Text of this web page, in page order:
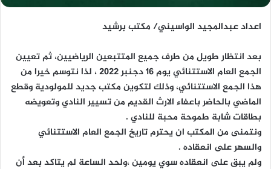
اعداد عبدالمجيد الواسيني/ مكتب برشيد
بعد انتظار طويل من طرف جميع المتتبعين الرياضيين، ثم تعيين
الجمع العام الاستتنائي يوم 16 دجنبر 2022 ، لذا نتوسم خيرا من
هذا الجمع الاستتنائي، وذلك لتكوين مكتب جديد للمولودية وقطع
الماضي بالحاضر باعفاء الارث القديم من تسيير النادي وتعويضه
بطاقات شابة طموحة محبة للنادي .
ونتمنى من المكتب ان يحترم تاريخ الجمع العام الاستتنائي
والسهر على انعقاده .
ولم يبق على انعقاده سوي يومين ،ولحد الساعة لم يتاكد بعد أن